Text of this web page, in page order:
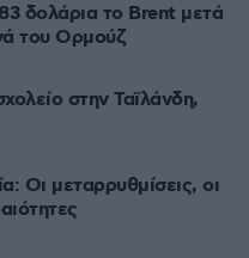
δολάρια το Brent μετά
του Ορμούζ
στην Ταϊλάνδη,
Οι μεταρρυθμίσεις, οι